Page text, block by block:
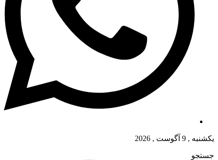
یکشنبه , 9 آگوست , 2026
جستجو